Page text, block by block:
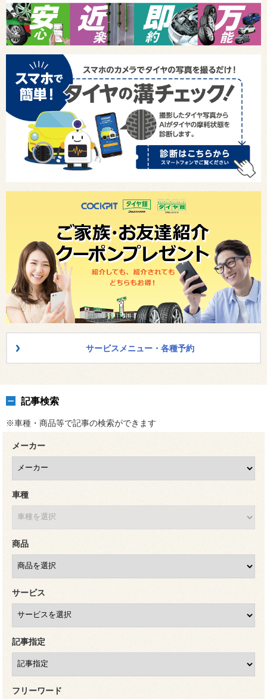
サービスメニュー・各種予約
記事検索
※車種・商品等で記事の検索ができます
メーカー
車種
商品
サービス
記事指定
フリーワード